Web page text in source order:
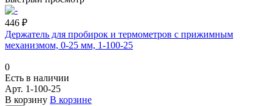
446 ₽
Держатель для пробирок и термометров с прижимным
механизмом, 0-25 мм, 1-100-25
0
Есть в наличии
Арт. 1-100-25
В корзину В корзине